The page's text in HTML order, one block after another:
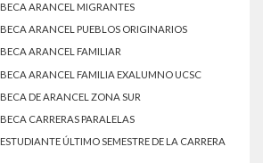
BECA ARANCEL MIGRANTES
BECA ARANCEL PUEBLOS ORIGINARIOS
BECA ARANCEL FAMILIAR
BECA ARANCEL FAMILIA EXALUMNO UCSC
BECA DE ARANCEL ZONA SUR
BECA CARRERAS PARALELAS
ESTUDIANTE ÚLTIMO SEMESTRE DE LA CARRERA